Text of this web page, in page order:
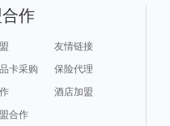
作
友情链接
卡采购
保险代理
酒店加盟
合作